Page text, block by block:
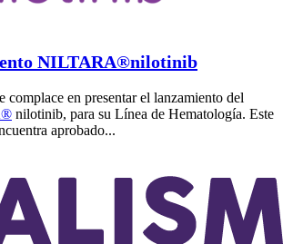
NILTARA®nilotinib
complace en presentar el lanzamiento del
nilotinib, para su Línea de Hematología. Este
aprobado...